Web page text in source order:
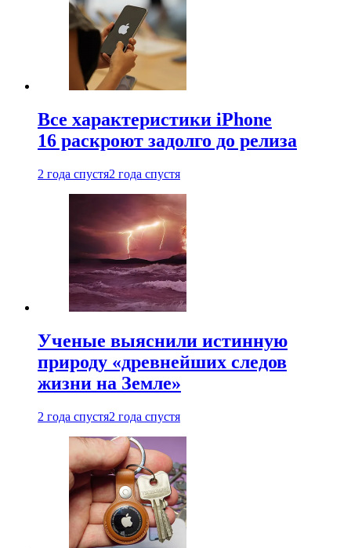
Все характеристики iPhone
16 раскроют задолго до релиза
2 года спустя2 года спустя
Ученые выяснили истинную
природу «древнейших следов
жизни на Земле»
2 года спустя2 года спустя